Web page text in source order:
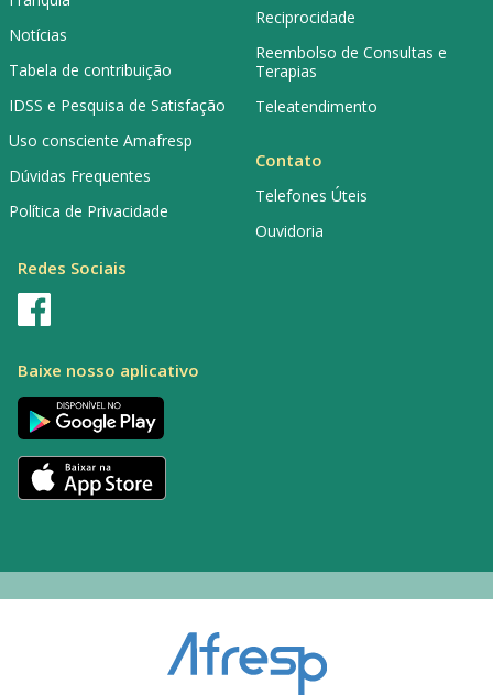
Notícias
Tabela de contribuição
IDSS e Pesquisa de Satisfação
Uso consciente Amafresp
Dúvidas Frequentes
Política de Privacidade
Reciprocidade
Reembolso de Consultas e
Terapias
Teleatendimento
Contato
Telefones Úteis
Ouvidoria
Redes Sociais
Baixe nosso aplicativo